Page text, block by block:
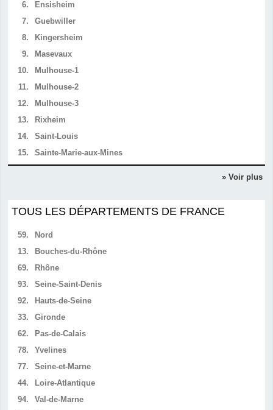
6.
Ensisheim
7.
Guebwiller
8.
Kingersheim
9.
Masevaux
10.
Mulhouse-1
11.
Mulhouse-2
12.
Mulhouse-3
13.
Rixheim
14.
Saint-Louis
15.
Sainte-Marie-aux-Mines
» Voir plus
TOUS LES DÉPARTEMENTS DE FRANCE
59.
Nord
13.
Bouches-du-Rhône
69.
Rhône
93.
Seine-Saint-Denis
92.
Hauts-de-Seine
33.
Gironde
62.
Pas-de-Calais
78.
Yvelines
77.
Seine-et-Marne
44.
Loire-Atlantique
94.
Val-de-Marne